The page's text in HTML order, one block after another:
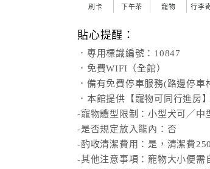
刷卡 下午茶 寵物 行李
貼心提醒：
．專用標識編號：10847
．免費WIFI（全館）
．備有免費停車服務(路邊停車
．本館提供【寵物可同行進房
-寵物體型限制：小型犬可／中
-是否規定放入籠內：否
-酌收清潔費用：是，清潔費
-其他注意事項：寵物大小便需